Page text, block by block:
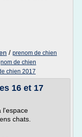
/ prenom de chien
nom de chien
chien 2017
16 et 17
l'espace
chats.